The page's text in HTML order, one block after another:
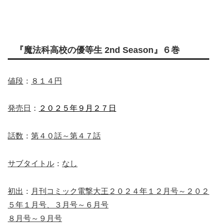
『魔法科高校の優等生 2nd Season』６巻
値段 ： ８１４円
発売日 ： ２０２５年９月２７日
話数 ： 第４０話～第４７話
サブタイトル ： なし
初出 ： 月刊コミック電撃大王２０２４年１２月号～２０２
５年１月号、３月号～６月号
８月号～９月号